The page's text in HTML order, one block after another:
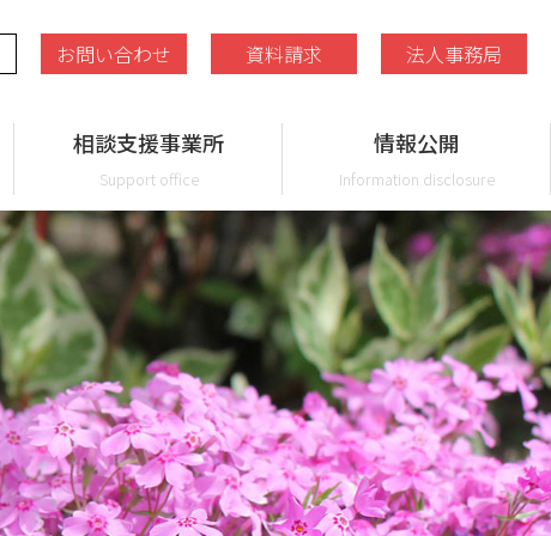
お問い合わせ 資料請求 法人事務局
相談支援事業所
Support office
情報公開
Information disclosure